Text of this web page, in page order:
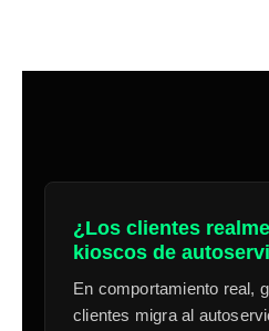
¿Los clientes
kioscos de
En comportamiento real,
clientes migra al